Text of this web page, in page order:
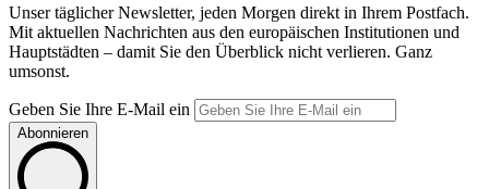
Unser täglicher Newsletter, jeden Morgen direkt in Ihrem Postfach.
Mit aktuellen Nachrichten aus den europäischen Institutionen und
Hauptstädten – damit Sie den Überblick nicht verlieren. Ganz
umsonst.
Geben Sie Ihre E-Mail ein
Abonnieren